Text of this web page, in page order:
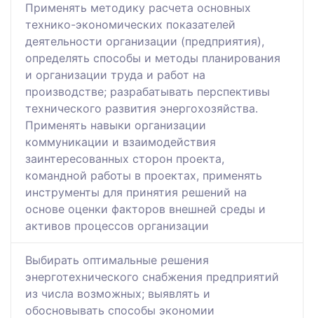
Применять методику расчета основных
технико-экономических показателей
деятельности организации (предприятия),
определять способы и методы планирования
и организации труда и работ на
производстве; разрабатывать перспективы
технического развития энергохозяйства.
Применять навыки организации
коммуникации и взаимодействия
заинтересованных сторон проекта,
командной работы в проектах, применять
инструменты для принятия решений на
основе оценки факторов внешней среды и
активов процессов организации
Выбирать оптимальные решения
энерготехнического снабжения предприятий
из числа возможных; выявлять и
обосновывать способы экономии